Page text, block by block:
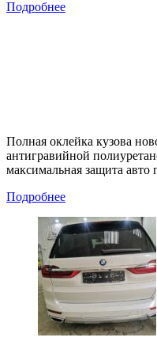
Подробнее
Полная оклейка кузова
антигравийной
максимальная защита авто
Подробнее